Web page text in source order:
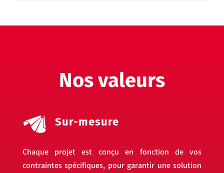
Nos valeurs
Sur-mesure
Chaque projet est conçu en fonction de vos
contraintes spécifiques, pour garantir une solution